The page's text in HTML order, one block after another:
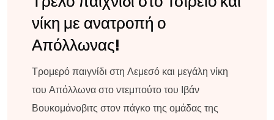
νίκη με ανατροπή ο
Απόλλωνας!
Τρομερό παιγνίδι στη Λεμεσό και μεγάλη νίκη
του Απόλλωνα στο ντεμπούτο του Ιβάν
Βουκομάνοβιτς στον πάγκο της ομάδας της